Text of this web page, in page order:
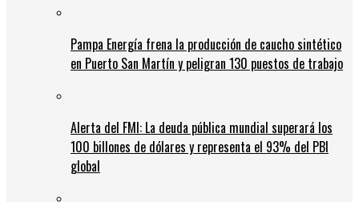
Pampa Energía frena la producción de caucho sintético
en Puerto San Martín y peligran 130 puestos de trabajo
Alerta del FMI: La deuda pública mundial superará los
100 billones de dólares y representa el 93% del PBI
global